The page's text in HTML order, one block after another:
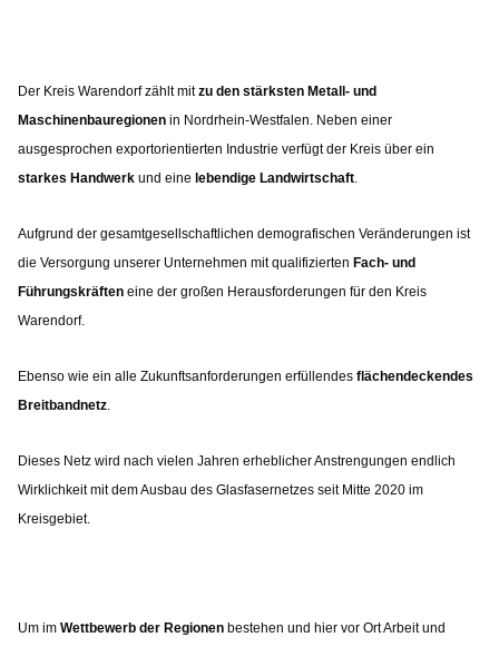
Der Kreis Warendorf zählt mitzu den stärksten Metall- und
Maschinenbauregionen in Nordrhein-Westfalen. Neben einer
ausgesprochen exportorientierten Industrie verfügt der Kreis über ein
starkes Handwerk und eine lebendige Landwirtschaft
Aufgrund der gesamtgesellschaftlichen demografischen Veränderungen ist
die Versorgung unserer Unternehmen mit qualifizierten Fach- und
Führungskräften eine der großen Herausforderungen für den Kreis
Warendorf.
Ebenso wie ein alle Zukunftsanforderungen erfüllendes flächendeckendes
Breitbandnetz
Dieses Netz wird nach vielen Jahren erheblicher Anstrengungen endlich
Wirklichkeit mit dem Ausbau des Glasfasernetzes seit Mitte 2020 im
Kreisgebiet.
Um im Wettbewerb der Regionen bestehen und hier vor Ort Arbeit und